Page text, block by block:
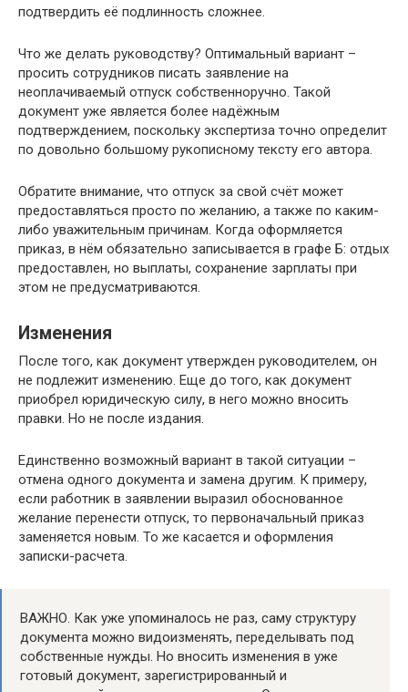
подтвердить её подлинность сложнее.
Что же делать руководству? Оптимальный вариант –
просить сотрудников писать заявление на
неоплачиваемый отпуск собственноручно. Такой
документ уже является более надёжным
подтверждением, поскольку экспертиза точно определит
по довольно большому рукописному тексту его автора.
Обратите внимание, что отпуск за свой счёт может
предоставляться просто по желанию, а также по каким-
либо уважительным причинам. Когда оформляется
приказ, в нём обязательно записывается в графе Б: отдых
предоставлен, но выплаты, сохранение зарплаты при
этом не предусматриваются.
Изменения
После того, как документ утвержден руководителем, он
не подлежит изменению. Еще до того, как документ
приобрел юридическую силу, в него можно вносить
правки. Но не после издания.
Единственно возможный вариант в такой ситуации –
отмена одного документа и замена другим. К примеру,
если работник в заявлении выразил обоснованное
желание перенести отпуск, то первоначальный приказ
заменяется новым. То же касается и оформления
записки-расчета.
ВАЖНО. Как уже упоминалось не раз, саму структуру
документа можно видоизменять, переделывать под
собственные нужды. Но вносить изменения в уже
готовый документ, зарегистрированный и